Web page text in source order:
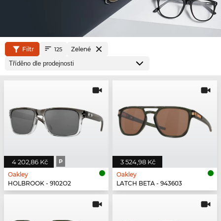
Filtr 125 Zelené
4 202,86 Kč P
Oakley
HOLBROOK - 9102O2
3 524,98 Kč
Oakley
LATCH BETA - 943603